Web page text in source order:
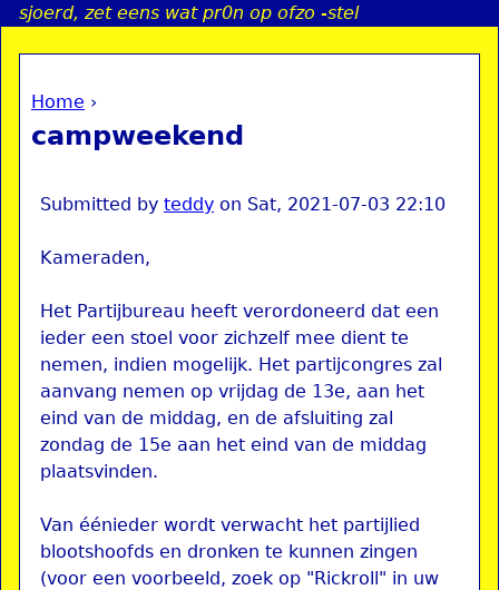
Jump to navigation
sjoerd, zet eens wat pr0n op ofzo -stel
You are here
Home ›
campweekend
Submitted by teddy on Sat, 2021-07-03 22:10
Kameraden,
Het Partijbureau heeft verordoneerd dat een
ieder een stoel voor zichzelf mee dient te
nemen, indien mogelijk. Het partijcongres zal
aanvang nemen op vrijdag de 13e, aan het
eind van de middag, en de afsluiting zal
zondag de 15e aan het eind van de middag
plaatsvinden.
Van éénieder wordt verwacht het partijlied
blootshoofds en dronken te kunnen zingen
(voor een voorbeeld, zoek op "Rickroll" in uw